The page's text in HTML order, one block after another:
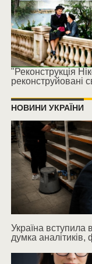
"Реконструкція
реконструйовані
НОВИНИ УКРАЇНИ
Україна вступила
думка аналітиків,